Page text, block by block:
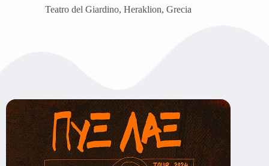
Teatro del Giardino, Heraklion, Grecia